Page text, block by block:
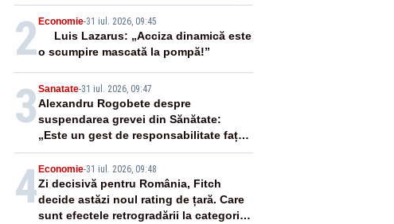
2 Economie-31 iul. 2026, 09:45
Luis Lazarus: „Acciza dinamică este
o scumpire mascată la pompă!”
3 Sanatate-31 iul. 2026, 09:47
Alexandru Rogobete despre
suspendarea grevei din Sănătate:
„Este un gest de responsabilitate față
de pacienți”
4 Economie-31 iul. 2026, 09:48
Zi decisivă pentru România, Fitch
decide astăzi noul rating de țară. Care
sunt efectele retrogradării la categoria